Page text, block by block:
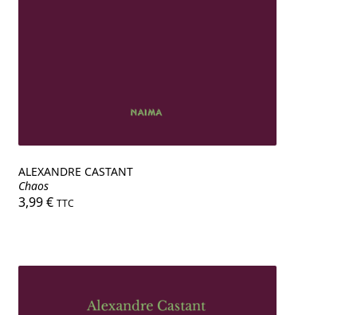
ALEXANDRE CASTANT
Chaos
3,99€ TTC